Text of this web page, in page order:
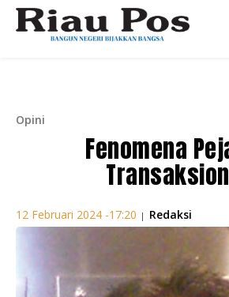
Opini
Fenomena
12 Februari 2024 -17:20 | Redaksi